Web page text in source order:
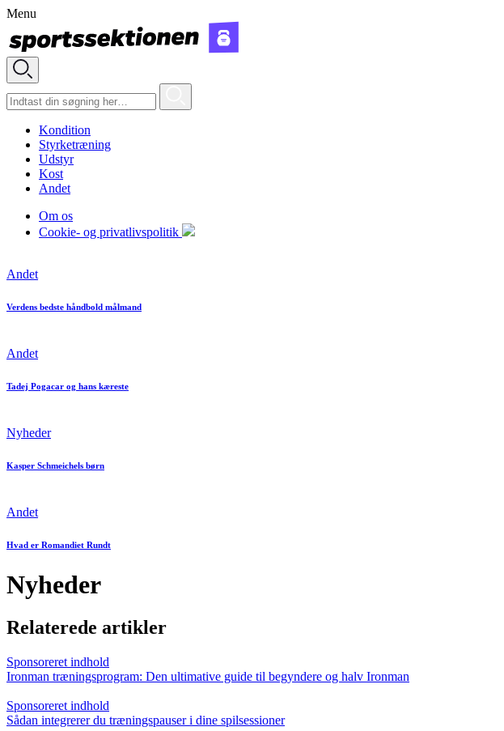
Menu
Kondition
Styrketræning
Udstyr
Kost
Andet
Om os
Cookie- og privatlivspolitik
Andet
Verdens bedste håndbold målmand
Andet
Tadej Pogacar og hans kæreste
Nyheder
Kasper Schmeichels børn
Andet
Hvad er Romandiet Rundt
Nyheder
Relaterede artikler
Sponsoreret indhold
Ironman træningsprogram: Den ultimative guide til begyndere og halv Ironman
Sponsoreret indhold
Sådan integrerer du træningspauser i dine spilsessioner